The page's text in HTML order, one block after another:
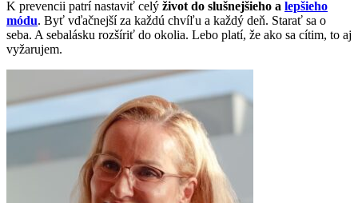
K prevencii patrí nastaviť celý život do slušnejšieho a lepšieho
módu. Byť vďačnejší za každú chvíľu a každý deň. Starať sa o
seba. A sebalásku rozšíriť do okolia. Lebo platí, že ako sa cítim, to aj
vyžarujem.